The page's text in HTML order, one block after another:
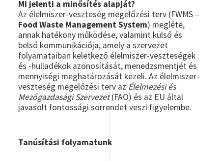
Mi jelenti a minősítés alapját?
Az élelmiszer-veszteség megelőzési terv (FWMS –
Food Waste Management System) megléte,
annak hatékony működése, valamint külső és
belső kommunikációja, amely a szervezet
folyamataiban keletkező élelmiszer-veszteségek
és -hulladékok azonosítását, menedzsmentjét és
mennyiségi meghatározását kezeli. Az élelmiszer-
veszteség megelőzési terv az Élelmezési és
Mezőgazdasági Szervezet(FAO) és az EU által
javasolt fontossági sorrendet veszi figyelembe.
Tanúsítási folyamatunk